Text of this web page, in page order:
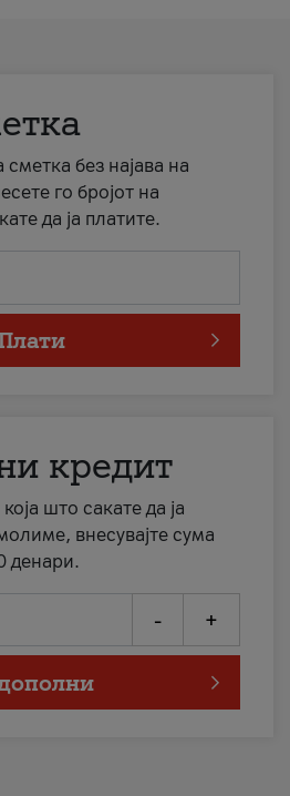
без најава на
го бројот на
да ја платите.
кредит
што сакате да ја
внесувајте сума
денари.
- +